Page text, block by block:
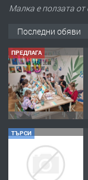
Малка е ползата от
Последни обяви
ПРЕДЛАГА
ТЪРСИ